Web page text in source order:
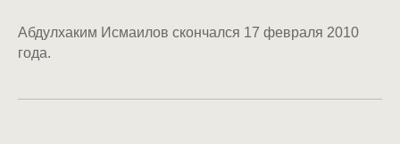
Абдулхаким Исмаилов скончался 17 февраля 2010
года.